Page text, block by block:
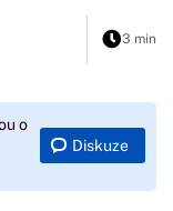
3 min
o
Diskuze